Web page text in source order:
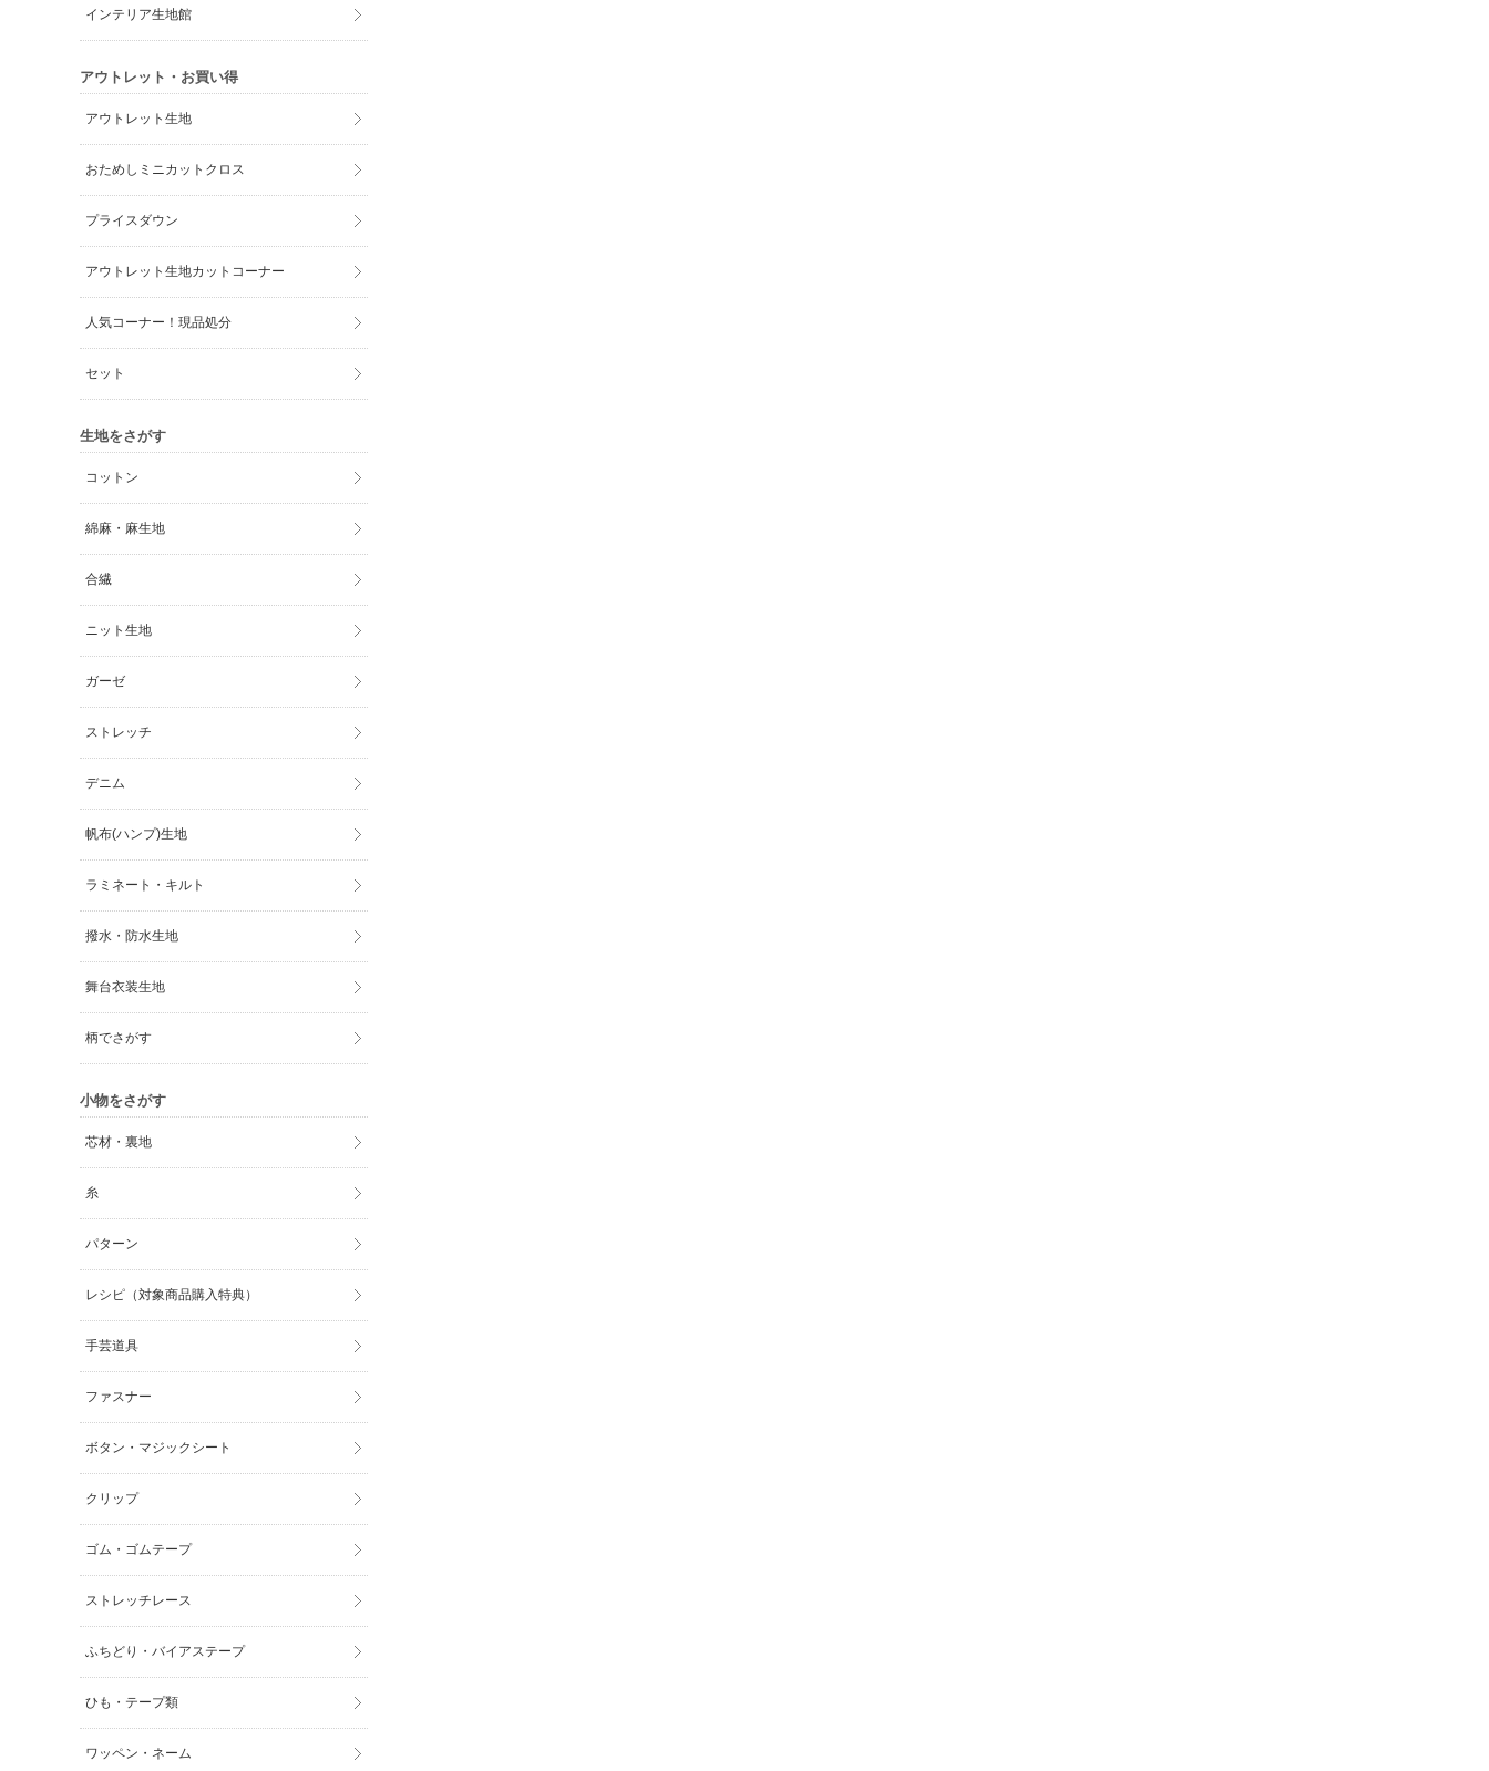
インテリア生地館
アウトレット・お買い得
アウトレット生地
おためしミニカットクロス
プライスダウン
アウトレット生地カットコーナー
人気コーナー！現品処分
セット
生地をさがす
コットン
綿麻・麻生地
合繊
ニット生地
ガーゼ
ストレッチ
デニム
帆布(ハンプ)生地
ラミネート・キルト
撥水・防水生地
舞台衣装生地
柄でさがす
小物をさがす
芯材・裏地
糸
パターン
レシピ（対象商品購入特典）
手芸道具
ファスナー
ボタン・マジックシート
クリップ
ゴム・ゴムテープ
ストレッチレース
ふちどり・バイアステープ
ひも・テープ類
ワッペン・ネーム